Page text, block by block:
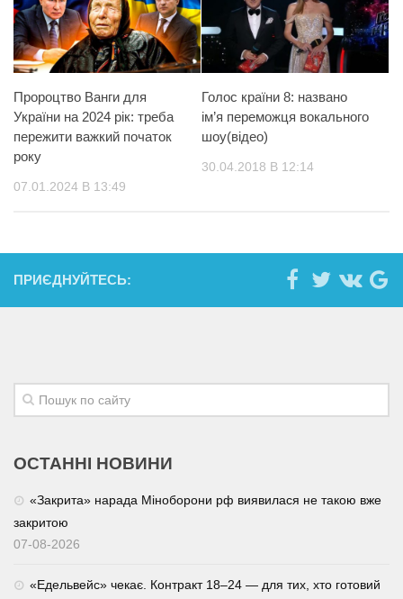
Пророцтво Ванги для
України на 2024 рік: треба
пережити важкий початок
року
07.01.2024 В 13:49
Голос країни 8: названо
ім’я переможця вокального
шоу(відео)
30.04.2018 В 12:14
ПРИЄДНУЙТЕСЬ:
ОСТАННІ НОВИНИ
«Закрита» нарада Міноборони рф виявилася не такою вже
закритою
07-08-2026
«Едельвейс» чекає. Контракт 18–24 — для тих, хто готовий